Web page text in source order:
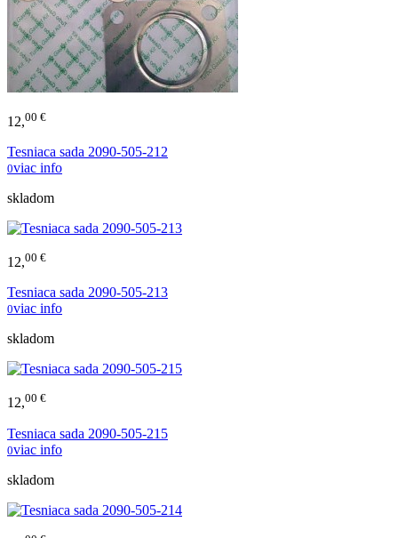
12,00 €
Tesniaca sada 2090-505-212
0viac info
skladom
12,00 €
Tesniaca sada 2090-505-213
0viac info
skladom
12,00 €
Tesniaca sada 2090-505-215
0viac info
skladom